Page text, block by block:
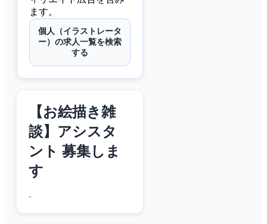
ます。
個人（イラストレータ
ー）の求人一覧を検索
する
【お絵描き雑
談】アシスタ
ント 募集しま
す
-